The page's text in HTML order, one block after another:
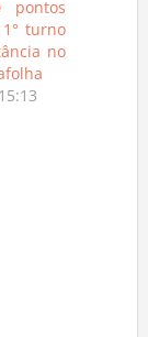
pontos
turno
no